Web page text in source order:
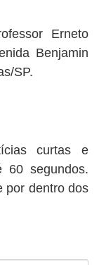
Erneto
Benjamin
SP.
curtas e
60 segundos.
por dentro dos